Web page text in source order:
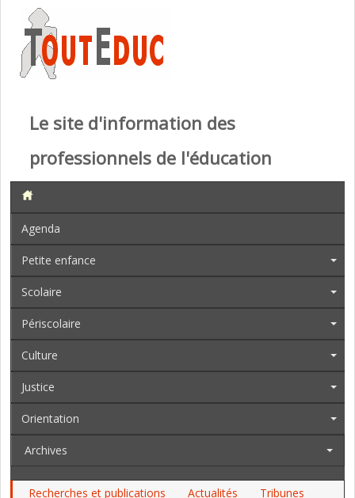
Le site d'information des
professionnels de l'éducation
Agenda
Petite enfance
Scolaire
Périscolaire
Culture
Justice
Orientation
Archives
Recherches et publications Actualités
Tribunes